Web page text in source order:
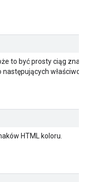
to być prosty ciąg
następujących
HTML koloru.